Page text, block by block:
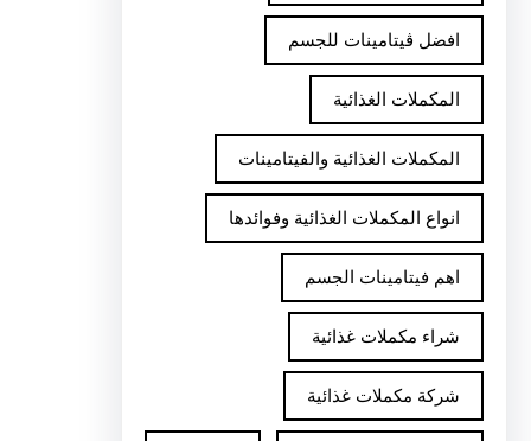
افضل ڤيتامينات للجسم
المكملات الغذائية
المكملات الغذائية والفيتامينات
انواع المكملات الغذائية وفوائدها
اهم فيتامينات الجسم
شراء مكملات غذائية
شركة مكملات غذائية